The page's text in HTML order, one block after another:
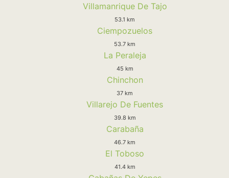
Villamanrique De Tajo
53.1 km
Ciempozuelos
53.7 km
La Peraleja
45 km
Chinchon
37 km
Villarejo De Fuentes
39.8 km
Carabaña
46.7 km
El Toboso
41.4 km